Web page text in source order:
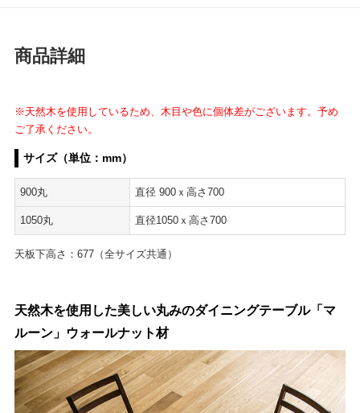
商品詳細
※天然木を使用しているため、木目や色に個体差がございます。予め
ご了承ください。
サイズ（単位：mm）
900丸 直径 900ｘ高さ700
1050丸 直径1050ｘ高さ700
天板下高さ：677（全サイズ共通）
天然木を使用した美しい丸みのダイニングテーブル「マ
ルーン」ウォールナット材